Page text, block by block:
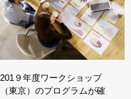
201９年度ワークショップ
（東京）のプログラムが確